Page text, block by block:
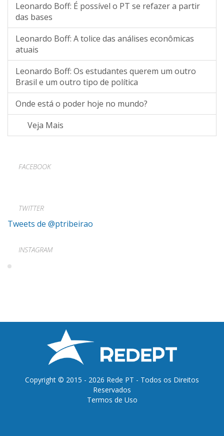
Leonardo Boff: É possível o PT se refazer a partir
das bases
Leonardo Boff: A tolice das análises econômicas
atuais
Leonardo Boff: Os estudantes querem um outro
Brasil e um outro tipo de política
Onde está o poder hoje no mundo?
Veja Mais
FACEBOOK
TWITTER
Tweets de @ptribeirao
INSTAGRAM
Copyright © 2015 - 2026 Rede PT - Todos os Direitos
Reservados
Termos de Uso